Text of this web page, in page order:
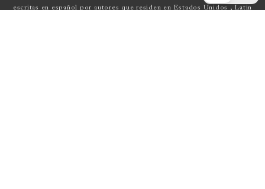
escritas en español por autores que residen en Estados Unidos , Latin